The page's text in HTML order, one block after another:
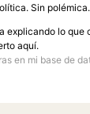
Sin polémica.
explicando lo que
aquí.
en mi base de